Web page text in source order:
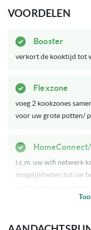
Levertijd
Acties
Bediening
VOORDELEN
Booster
verkort de kooktijd tot
Flexzone
voeg 2 kookzones
voor uw grote potten/
i.c.m. uw wifi netwerk
mogelijkheden tot uw
update voorzien van